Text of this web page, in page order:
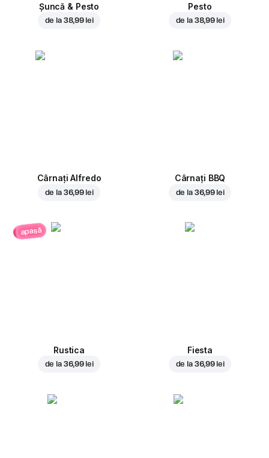
Șuncă & Pesto
de la 38,99 lei
Pesto
de la 38,99 lei
Cârnați Alfredo
de la 36,99 lei
Cârnați BBQ
de la 36,99 lei
apasă
Rustica
de la 36,99 lei
Fiesta
de la 36,99 lei